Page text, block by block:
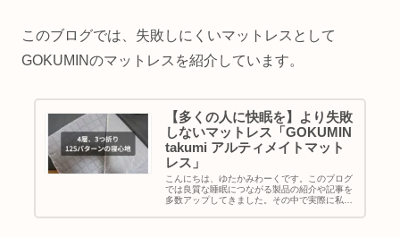
このブログでは、失敗しにくいマットレスとして
GOKUMINのマットレスを紹介しています。
【多くの人に快眠を】より失敗
しないマットレス「GOKUMIN
takumi アルティメイトマット
レス」
こんにちは、ゆたかみわーくです。このブログ
では良質な睡眠につながる製品の紹介や記事を
多数アップしてきました。その中で実際に私も
ミアムグランマットレス 三つ折り」を紹介して